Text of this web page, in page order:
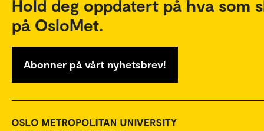
Hold deg oppdatert på hva som
på OsloMet.
Abonner på vårt nyhetsbrev!